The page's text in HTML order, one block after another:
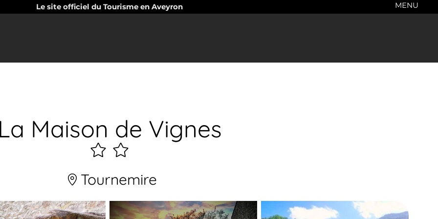
Le site officiel du Tourisme en Aveyron MENU
Maison de Vignes
2
étoiles
Tournemire